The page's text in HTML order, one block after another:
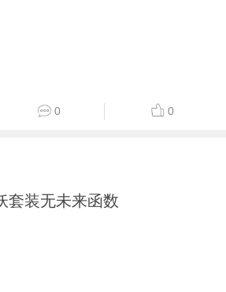
0 0
套装无未来函数